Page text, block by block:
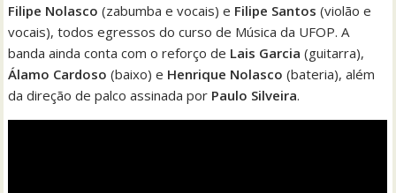
Filipe Nolasco (zabumba e vocais) e Filipe Santos (violão e
vocais), todos egressos do curso de Música da UFOP. A
banda ainda conta com o reforço de Lais Garcia (guitarra),
Álamo Cardoso (baixo) e Henrique Nolasco (bateria), além
da direção de palco assinada por Paulo Silveira.